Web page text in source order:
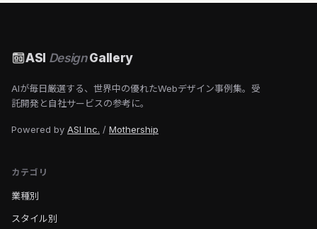
ASI DesignGallery
AIが毎日厳選する、世界中の優れたWebデザイン事例集。受
託開発と自社サービスの参考に。
Powered by ASI Inc. / Mothership
カテゴリ
業種別
スタイル別